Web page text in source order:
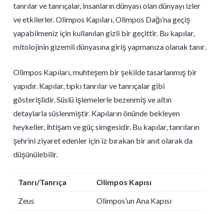
tanrılar ve tanrıçalar, insanların dünyası olan dünyayı izler
ve etkilerler. Olimpos Kapıları, Olimpos Dağı’na geçiş
yapabilmeniz için kullanılan gizli bir geçittir. Bu kapılar,
mitolojinin gizemli dünyasına giriş yapmanıza olanak tanır.
Olimpos Kapıları, muhteşem bir şekilde tasarlanmış bir
yapıdır. Kapılar, tıpkı tanrılar ve tanrıçalar gibi
gösterişlidir. Süslü işlemelerle bezenmiş ve altın
detaylarla süslenmiştir. Kapıların önünde bekleyen
heykeller, ihtişam ve güç simgesidir. Bu kapılar, tanrıların
şehrini ziyaret edenler için iz bırakan bir anıt olarak da
düşünülebilir.
Tanrı/Tanrıça
Olimpos Kapısı
Zeus
Olimpos’un Ana Kapısı